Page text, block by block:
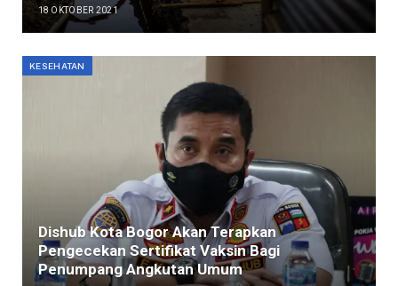
18 OKTOBER 2021
KESEHATAN
Dishub Kota Bogor Akan Terapkan
Pengecekan Sertifikat Vaksin Bagi
Penumpang Angkutan Umum